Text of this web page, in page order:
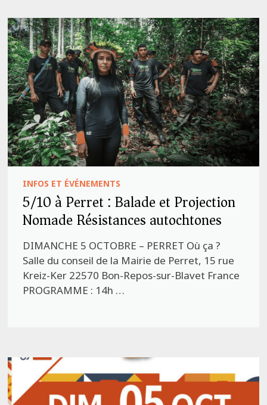
INFOS ET ÉVÉNEMENTS
5/10 à Perret : Balade et Projection
Nomade Résistances autochtones
DIMANCHE 5 OCTOBRE – PERRET Où ça ?
Salle du conseil de la Mairie de Perret, 15 rue
Kreiz-Ker 22570 Bon-Repos-sur-Blavet France
PROGRAMME : 14h …